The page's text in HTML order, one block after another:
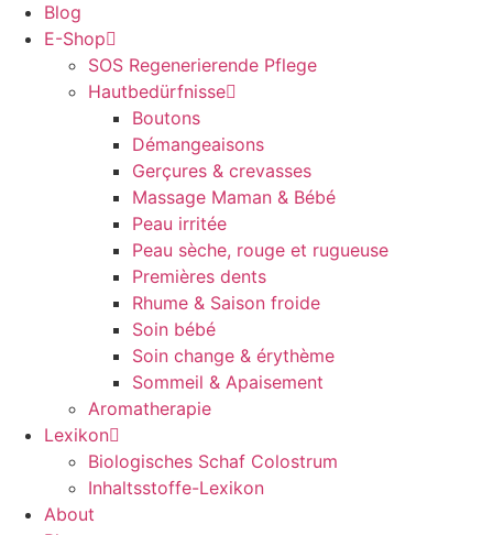
Blog
E-Shop
SOS Regenerierende Pflege
Hautbedürfnisse
Boutons
Démangeaisons
Gerçures & crevasses
Massage Maman & Bébé
Peau irritée
Peau sèche, rouge et rugueuse
Premières dents
Rhume & Saison froide
Soin bébé
Soin change & érythème
Sommeil & Apaisement
Aromatherapie
Lexikon
Biologisches Schaf Colostrum
Inhaltsstoffe-Lexikon
About